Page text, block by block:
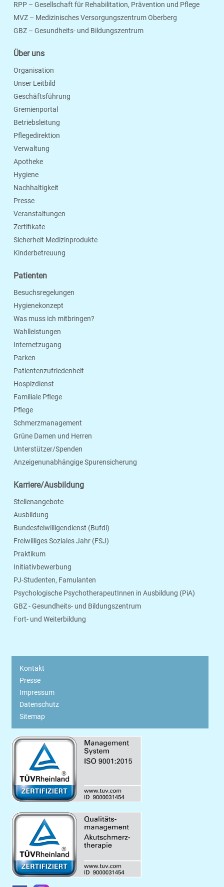
Seite Drucken
RPP – Gesellschaft für Rehabilitation, Prävention und Pflege
MVZ – Medizinisches Versorgungszentrum Oberberg
GBZ – Gesundheits- und Bildungszentrum
Über uns
Organisation
Unser Leitbild
Geschäftsführung
Gremienportal
Betriebsleitung
Pflegedirektion
Verwaltung
Apotheke
Hygiene
Nachhaltigkeit
Presse
Veranstaltungen
Zertifikate
Sicherheit Medizinprodukte
Kinderbetreuung
Patienten
Besuchsregelungen
Hygienekonzept
Was muss ich mitbringen?
Wahlleistungen
Internetzugang
Parken
Patientenzufriedenheit
Hospizdienst
Familiale Pflege
Pflege
Schmerzmanagement
Grüne Damen und Herren
Unterstützer/Spenden
Anzeigenunabhängige Spurensicherung
Karriere/Ausbildung
Stellenangebote
Ausbildung
Bundesfeiwilligendienst (Bufdi)
Freiwilliges Soziales Jahr (FSJ)
Praktikum
Initiativbewerbung
PJ-Studenten, Famulanten
Psychologische PsychotherapeutInnen in Ausbildung (PiA)
GBZ - Gesundheits- und Bildungszentrum
Fort- und Weiterbildung
Kontakt
Presse
Impressum
Datenschutz
Sitemap